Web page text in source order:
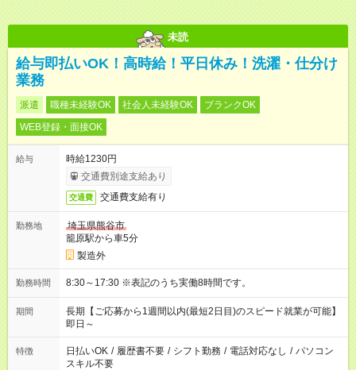
未読
給与即払いOK！高時給！平日休み！洗濯・仕分け
業務
派遣 職種未経験OK 社会人未経験OK
ブランクOK
WEB登録・面接OK
給与
時給1230円
交通費別途支給あり
交通費 交通費支給有り
勤務地
埼玉県熊谷市
籠原駅から車5分
製造外
勤務時間 8:30～17:30 ※表記のうち実働8時間です。
期間
長期【ご応募から1週間以内(最短2日目)のスピード就業が可能】
即日～
特徴 日払いOK / 履歴書不要 / シフト勤務 / 電話対応なし / パソコン
スキル不要